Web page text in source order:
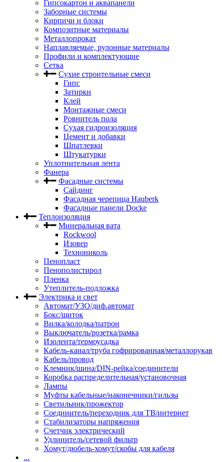
Гипсокартон и аквапанели
Заборные системы
Кирпичи и блоки
Композитные материалы
Металлопрокат
Наплавляемые, рулонные материалы
Профили и комплектующие
Сетка
Сухие строительные смеси
Гипс
Затирки
Клей
Монтажные смеси
Ровнитель пола
Сухая гидроизоляция
Цемент и добавки
Шпатлевки
Штукатурки
Уплотнительная лента
Фанера
Фасадные системы
Сайдинг
Фасадная черепица Hauberk
Фасадные панели Docke
Теплоизоляция
Минеральная вата
Rockwool
Изовер
Технониколь
Пенопласт
Пенополистирол
Пленка
Утеплитель-подложка
Электрика и свет
Автомат/УЗО/диф.автомат
Бокс/щиток
Вилка/колодка/патрон
Выключатель/розетка/рамка
Изолента/термоусадка
Кабель-канал/труба гофрированная/металлорукав
Кабель/провод
Клемник/шина/DIN-рейка/соединители
Коробка распределительная/установочная
Лампы
Муфты кабельные/наконечники/гильзы
Светильник/прожектор
Соединитель/переходник для ТВ/интернет
Стабилизаторы напряжения
Счетчик электрический
Удлинитель/сетевой фильтр
Хомут/дюбель-хомут/скобы для кабеля
...